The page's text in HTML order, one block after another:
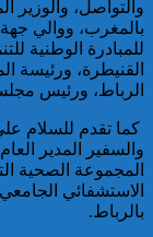
خبير: “البيعة
تحول الإرهاب
خلية داعشية بتطوان
والتواصل، والوزير
بالمغرب، ووالي
للمبادرة الوطنية
القنيطرة،
الرباط، ورئيس
كما تقدم للسلام
والسفير المدير
المجموعة الصحية
الاستشفائي
بالرباط.